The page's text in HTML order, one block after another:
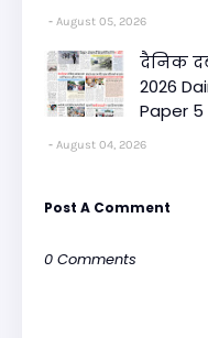
August 05, 2026
दैनिक
2026
Paper 5
August 04, 2026
Post A Comment
0 Comments